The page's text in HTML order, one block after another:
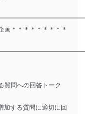
画＊＊＊＊＊＊＊＊＊
質問への回答トーク
加する質問に適切に回